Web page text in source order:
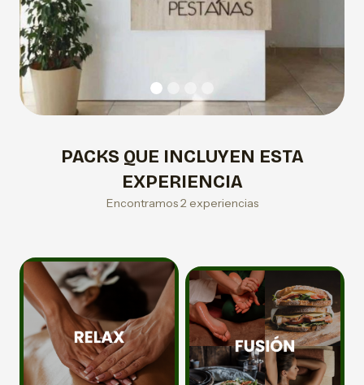
PACKS QUE INCLUYEN ESTA
EXPERIENCIA
Encontramos 2 experiencias